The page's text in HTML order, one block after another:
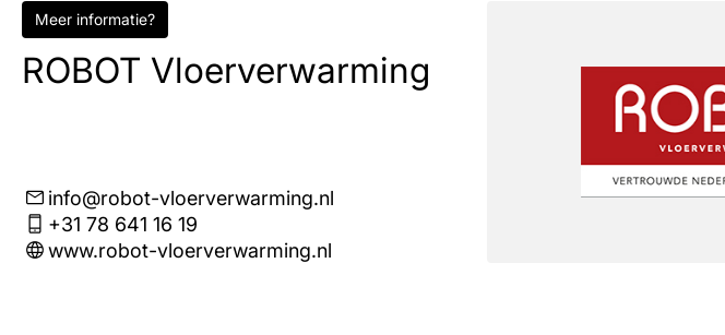
Meer informatie?
ROBOT Vloerverwarming
info@robot-vloerverwarming.nl
+31 78 641 16 19
www.robot-vloerverwarming.nl